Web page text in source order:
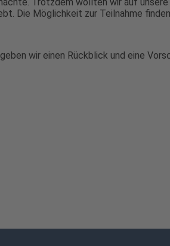
Die Möglichkeit zur Teilnahme
wir einen Rückblick und eine